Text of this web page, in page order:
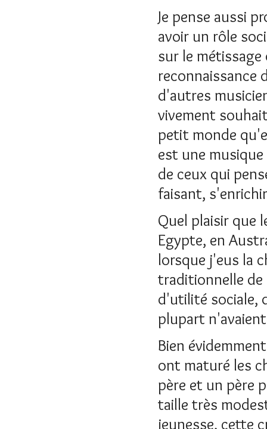
Je pense aussi
avoir un rôle
sur le
reconnaissance
d'autres
vivement
petit monde
est une
de ceux qui
faisant,
Quel plaisir que
Egypte, en
lorsque j'eus la
traditionnelle de
d'utilité sociale,
plupart
Bien
ont maturé les
père et un père
taille très
jeunesse, cette